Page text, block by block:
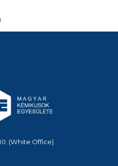
(White Office)